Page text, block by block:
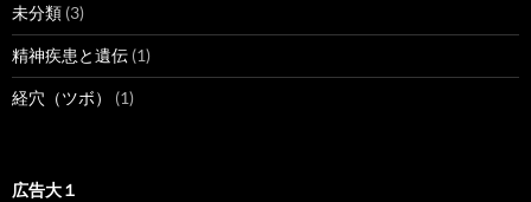
未分類 (3)
精神疾患と遺伝 (1)
経穴（ツボ） (1)
広告大１